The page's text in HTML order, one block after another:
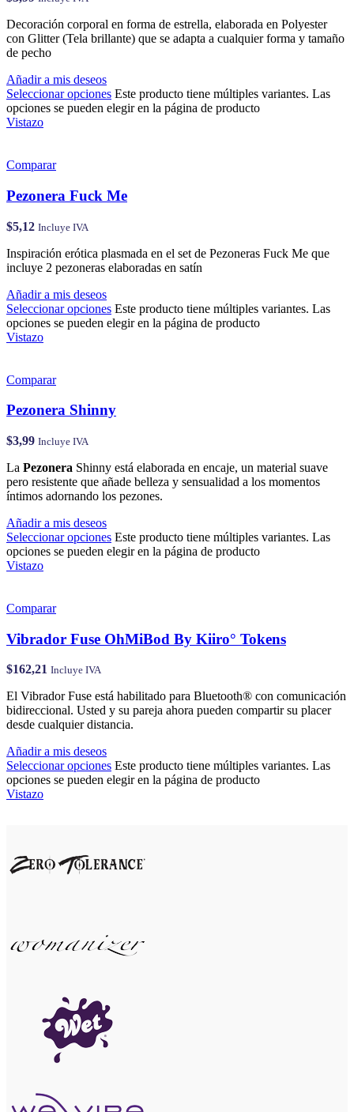
Decoración corporal en forma de estrella, elaborada en Polyester
con Glitter (Tela brillante) que se adapta a cualquier forma y tamaño
de pecho
Añadir a mis deseos
Seleccionar opciones Este producto tiene múltiples variantes. Las
opciones se pueden elegir en la página de producto
Vistazo
Comparar
Pezonera Fuck Me
$5,12 Incluye IVA
Inspiración erótica plasmada en el set de Pezoneras Fuck Me que
incluye 2 pezoneras elaboradas en satín
Añadir a mis deseos
Seleccionar opciones Este producto tiene múltiples variantes. Las
opciones se pueden elegir en la página de producto
Vistazo
Comparar
Pezonera Shinny
$3,99 Incluye IVA
La Pezonera Shinny está elaborada en encaje, un material suave
pero resistente que añade belleza y sensualidad a los momentos
íntimos adornando los pezones.
Añadir a mis deseos
Seleccionar opciones Este producto tiene múltiples variantes. Las
opciones se pueden elegir en la página de producto
Vistazo
Comparar
Vibrador Fuse OhMiBod By Kiiro° Tokens
$162,21 Incluye IVA
El Vibrador Fuse está habilitado para Bluetooth® con comunicación
bidireccional. Usted y su pareja ahora pueden compartir su placer
desde cualquier distancia.
Añadir a mis deseos
Seleccionar opciones Este producto tiene múltiples variantes. Las
opciones se pueden elegir en la página de producto
Vistazo